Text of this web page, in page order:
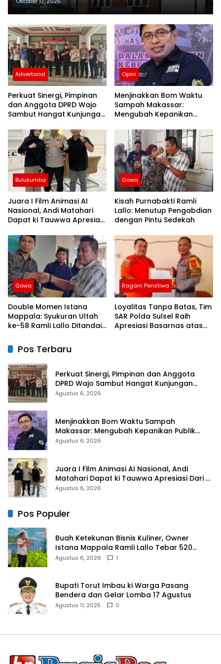
Advertorial
Perkuat Sinergi, Pimpinan
dan Anggota DPRD Wajo
Sambut Hangat Kunjungan
yang Baru
Opini
Menjinakkan Bom Waktu
Sampah Makassar:
Mengubah Kepanikan
Berbasis RT
Bulukumba
Juara I Film Animasi AI
Nasional, Andi Matahari
Dapat ki Tauwwa Apresiasi
Gowa
Kisah Purnabakti Ramli
Lallo: Menutup Pengabdian
dengan Pintu Sedekah
Gowa
Double Momen Istana
Mappala: Syukuran Ultah
ke-58 Ramli Lallo Ditandai
Ibadah
Ragam Peristiwa
Loyalitas Tanpa Batas, Tim
SAR Polda Sulsel Raih
Apresiasi Basarnas atas
Pos Terbaru
Perkuat Sinergi, Pimpinan dan Anggota
DPRD Wajo Sambut Hangat Kunjungan
Silaturahmi Kapolres Wajo yang Baru
Agustus 6, 2026
Menjinakkan Bom Waktu Sampah
Makassar: Mengubah Kepanikan Publik
Menjadi Revolusi Berbasis RT
Agustus 6, 2026
Juara I Film Animasi AI Nasional, Andi
Matahari Dapat ki Tauwwa Apresiasi Dari
Kapolres Bulukumba
Agustus 6, 2026
Pos Populer
Buah Ketekunan Bisnis Kuliner, Owner
Istana Mappala Ramli Lallo Tebar 520
Paket Sembako di Gowa
Agustus 6, 2026 1
Bupati Torut Imbau ki Warga Pasang
Bendera dan Gelar Lomba 17 Agustus
Agustus 11, 2025 0